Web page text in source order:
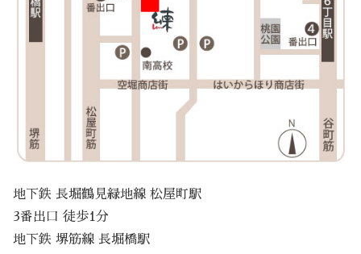
地下鉄 長堀鶴見緑地線 松屋町駅
3番出口 徒歩1分
地下鉄 堺筋線 長堀橋駅